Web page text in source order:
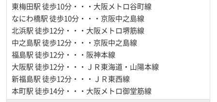
東梅田駅徒歩10分・・・大阪メトロ谷町線
なにわ橋駅徒歩10分・・・京阪中之島線
北浜駅徒歩12分・・・大阪メトロ堺筋線
中之島駅徒歩12分・・・京阪中之島線
福島駅徒歩12分・・・阪神本線
大阪駅徒歩12分・・・ＪＲ東海道・山陽本線
新福島駅徒歩12分・・・ＪＲ東西線
本町駅徒歩14分・・・大阪メトロ御堂筋線